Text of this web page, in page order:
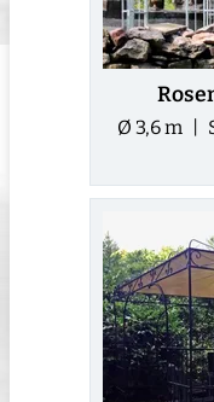
Ø 3,6 m |